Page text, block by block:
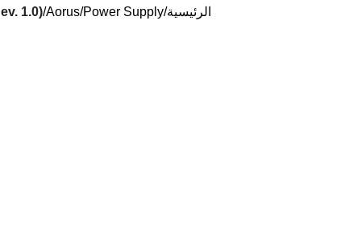
الرئيسية Power Supply
Aorus
1.0)